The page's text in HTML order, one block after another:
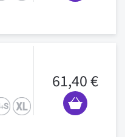
61,40 €